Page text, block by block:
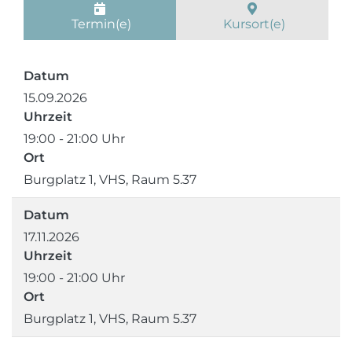
Termin(e) Kursort(e)
Datum
15.09.2026
Uhrzeit
19:00 - 21:00 Uhr
Ort
Burgplatz 1, VHS, Raum 5.37
Datum
17.11.2026
Uhrzeit
19:00 - 21:00 Uhr
Ort
Burgplatz 1, VHS, Raum 5.37